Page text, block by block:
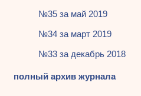
№35 за май 2019
№34 за март 2019
№33 за декабрь 2018
полный архив журнала